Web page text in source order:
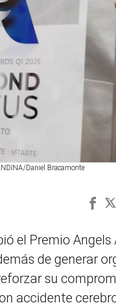
Daniel Bracamonte
el Premio
de generar
su
accidente